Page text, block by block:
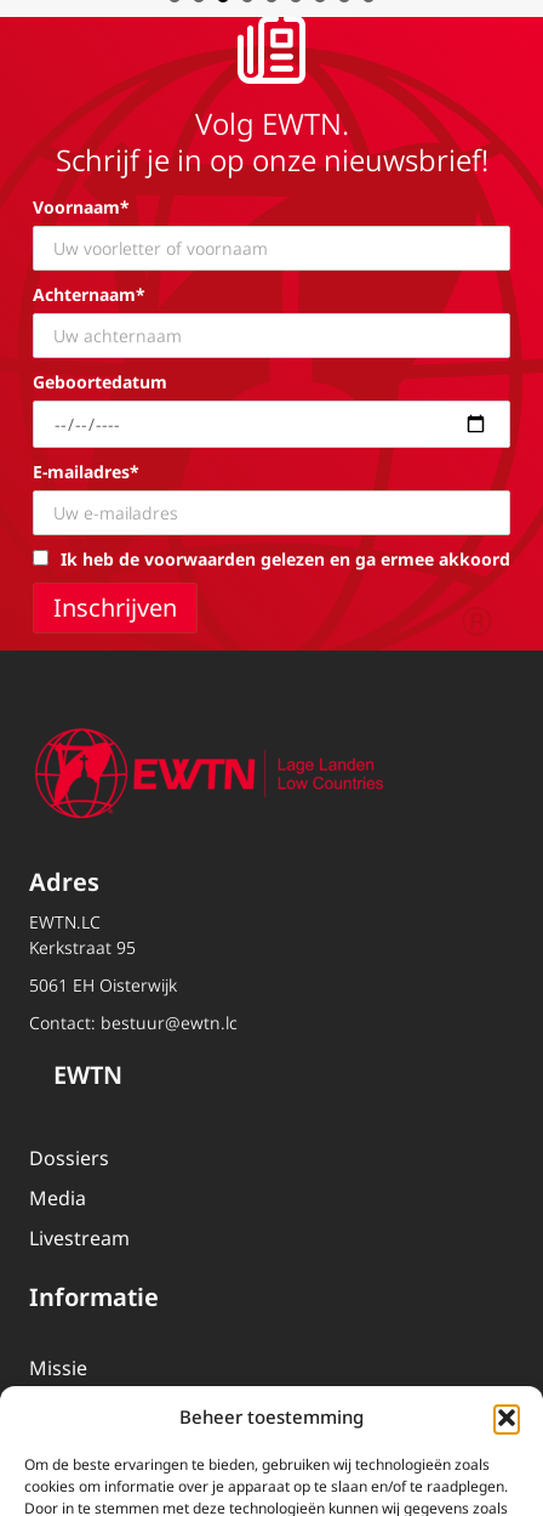
Beheer toestemming
Om de beste ervaringen te bieden, gebruiken wij technologieën zoals
cookies om informatie over je apparaat op te slaan en/of te raadplegen.
Door in te stemmen met deze technologieën kunnen wij gegevens zoals
Volg EWTN.
Schrijf je in op onze nieuwsbrief!
Voornaam*
Achternaam*
Geboortedatum
E-mailadres*
Ik heb de voorwaarden gelezen en ga ermee akkoord
Adres
EWTN.LC
Kerkstraat 95
5061 EH Oisterwijk
Contact: bestuur@ewtn.lc
EWTN
Dossiers
Media
Livestream
Informatie
Missie
EWTN-Team